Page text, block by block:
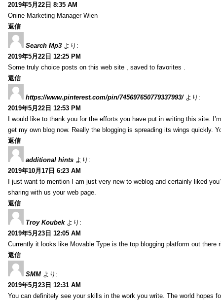
2019年5月22日 8:35 AM
Onine Marketing Manager Wien
返信
Search Mp3 より:
2019年5月22日 12:25 PM
Some truly choice posts on this web site , saved to favorites .
返信
https://www.pinterest.com/pin/745697650779337993/ より:
2019年5月22日 12:53 PM
I would like to thank you for the efforts you have put in writing this site.
get my own blog now. Really the blogging is spreading its wings quickly.
返信
additional hints より:
2019年10月17日 6:23 AM
I just want to mention I am just very new to weblog and certainly liked
sharing with us your web page.
返信
Troy Koubek より:
2019年5月23日 12:05 AM
Currently it looks like Movable Type is the top blogging platform out
返信
SMM より:
2019年5月23日 12:31 AM
You can definitely see your skills in the work you write. The world hopes